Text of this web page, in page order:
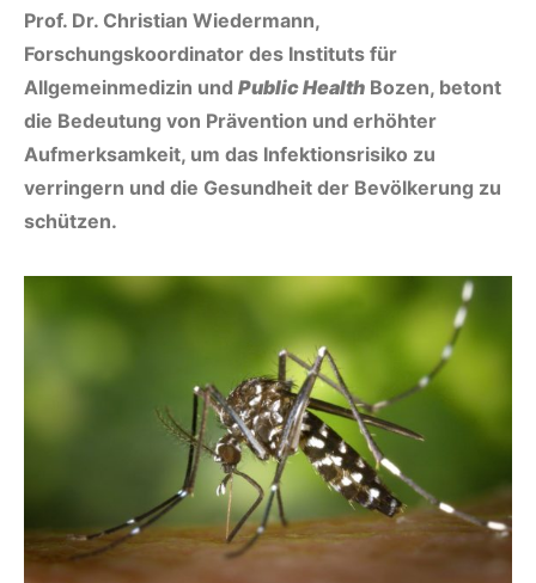
Prof. Dr. Christian Wiedermann,
Forschungskoordinator des Instituts für
Allgemeinmedizin und Public Health Bozen, betont
die Bedeutung von Prävention und erhöhter
Aufmerksamkeit, um das Infektionsrisiko zu
verringern und die Gesundheit der Bevölkerung zu
schützen.